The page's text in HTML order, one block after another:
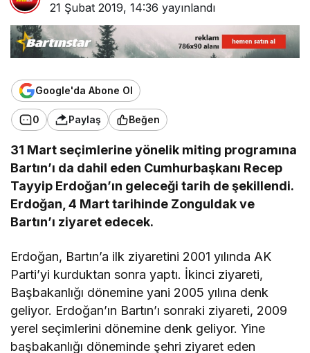
21 Şubat 2019, 14:36 yayınlandı
Google'da Abone Ol
0 Paylaş Beğen
31 Mart seçimlerine yönelik miting programına
Bartın’ı da dahil eden Cumhurbaşkanı Recep
Tayyip Erdoğan’ın geleceği tarih de şekillendi.
Erdoğan, 4 Mart tarihinde Zonguldak ve
Bartın’ı ziyaret edecek.
Erdoğan, Bartın’a ilk ziyaretini 2001 yılında AK
Parti’yi kurduktan sonra yaptı. İkinci ziyareti,
Başbakanlığı dönemine yani 2005 yılına denk
geliyor. Erdoğan’ın Bartın’ı sonraki ziyareti, 2009
yerel seçimlerini dönemine denk geliyor. Yine
başbakanlığı döneminde şehri ziyaret eden